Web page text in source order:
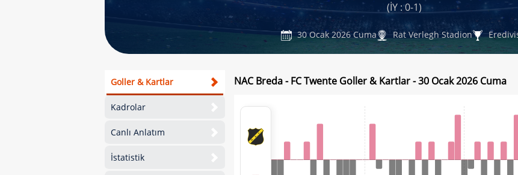
(İY : 0-1)
30 Ocak 2026 Cuma Rat Verlegh Stadion
Goller & Kartlar
Kadrolar
Canlı Anlatım
İstatistik
NAC Breda - FC Twente Goller & Kartlar - 30 Ocak 2026 Cuma